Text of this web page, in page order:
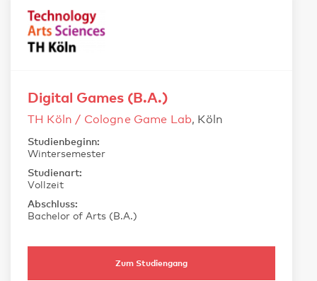
Digital Games (B.A.)
TH Köln / Cologne Game Lab, Köln
Studienbeginn:
Wintersemester
Studienart:
Vollzeit
Abschluss:
Bachelor of Arts (B.A.)
Zum Studiengang